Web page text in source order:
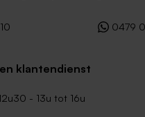
0479
klantendienst
- 13u tot 16u